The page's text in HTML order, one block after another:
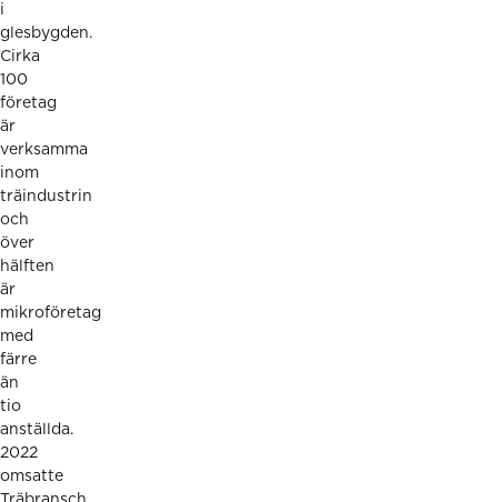
i
glesbygden.
Cirka
100
företag
är
verksamma
inom
träindustrin
och
över
hälften
är
mikroföretag
med
färre
än
tio
anställda.
2022
omsatte